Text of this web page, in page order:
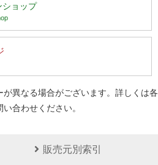
ショップ
異なる場合がございます。詳しくは各
合わせください。
販売元別索引